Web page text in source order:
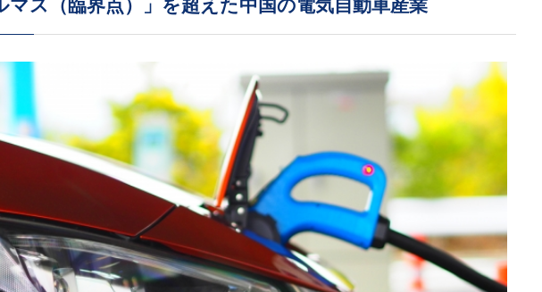
マス（臨界点）」を超えた中国の電気自動車産業